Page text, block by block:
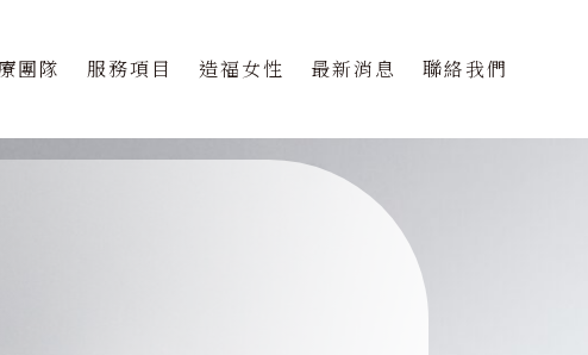
團隊 服務項目 造福女性 最新消息 聯絡我們